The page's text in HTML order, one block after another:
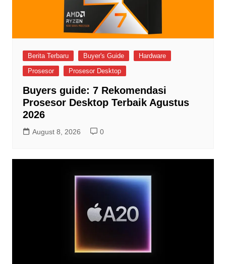
Berita Terbaru Buyer's Guide
Hardware
Prosesor
Prosesor Desktop
Buyers guide: 7 Rekomendasi
Prosesor Desktop Terbaik Agustus
2026
August 8, 2026 0